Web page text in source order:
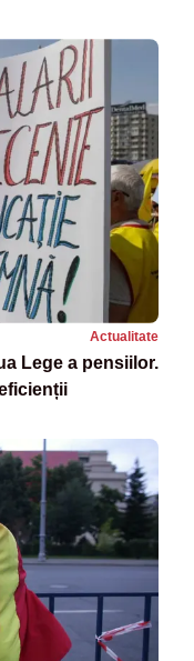
Actualitate
Lege a pensiilor.